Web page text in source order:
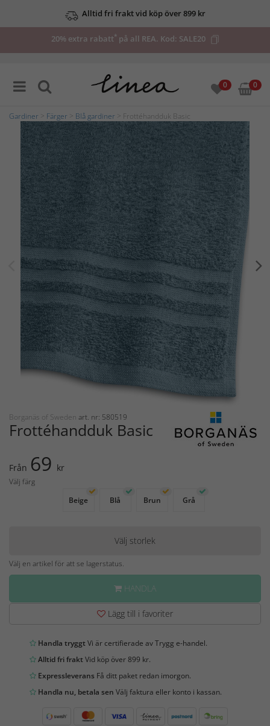
Alltid fri frakt vid köp över 899 kr
20% extra rabatt*på all REA. Kod: SALE20
0 0
Gardiner Färger Blå gardiner > Frottéhandduk Basic
Borganäs of Sweden art. nr: 580519
Frottéhandduk Basic
Från 69 kr
Välj färg
Beige
Blå Brun Grå
Välj storlek
Välj en artikel för att se lagerstatus.
HANDLA
Lägg till i favoriter
Handla tryggtVi är certifierade av Trygg e-handel.
Alltid fri fraktVid köp över 899 kr.
Expressleverans Få ditt paket redan imorgon.
Handla nu, betala sen Välj faktura eller konto i kassan.